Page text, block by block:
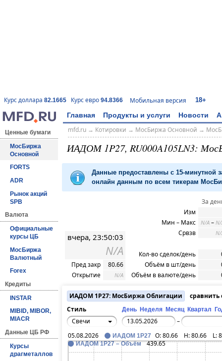
Курс доллара 82.1665 Курс евро 94.8366 Мобильная версия 18+
Главная Продукты и услуги Новости
Ценные бумаги
МосБиржа
Основной
FORTS
ADR
Рынок акций
SPB
Валюта
Официальные
курсы ЦБ
МосБиржа
Валютный
Forex
Кредиты
INSTAR
MIBID, MIBOR,
MIACR
Данные ЦБ РФ
Курсы
драгметаллов
mfd.ru→ Котировки → МосБиржа Основной →
ИАДОМ 1P27, RU000A105LN3:
Данные предоставлены с 15-минутной
онлайн данным по всем тикерам
вчера, 23:50:03
N/A
Пред закр
80.66
Открытие
N/A
За
Изм
Мин – Макс
N/A –
Срвзв
Кол-во сделок/день
Объём в шт/день
Объём в валюте/день
ИАДОМ 1P27: МосБиржа Облигации
Стиль
День Неделя Месяц Квартал
Свечи
–
05.08.2026
ИАДОМ 1P27 O:80.66 H:80.66 L:
ИАДОМ 1P27 – Объём 439.65